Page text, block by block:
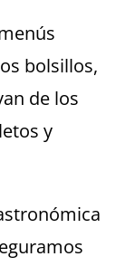
bolsillos,
de los
y